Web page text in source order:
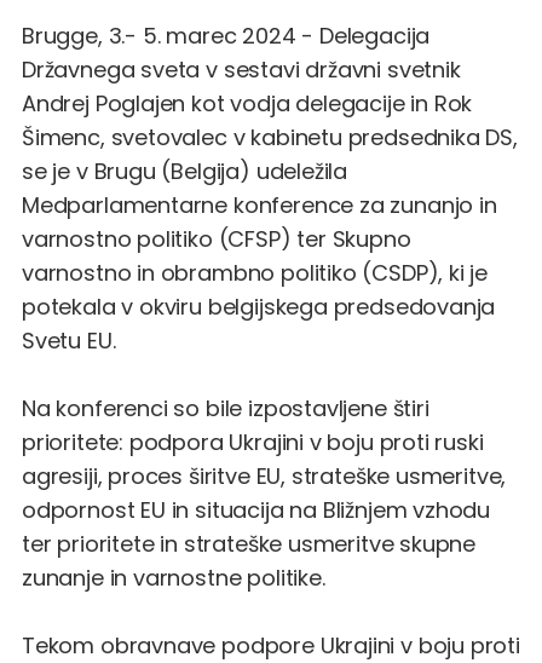
Brugge, 3.- 5. marec 2024 - Delegacija
Državnega sveta v sestavi državni svetnik
Andrej Poglajen kot vodja delegacije in Rok
Šimenc, svetovalec v kabinetu predsednika DS,
se je v Brugu (Belgija) udeležila
Medparlamentarne konference za zunanjo in
varnostno politiko (CFSP) ter Skupno
varnostno in obrambno politiko (CSDP), ki je
potekala v okviru belgijskega predsedovanja
Svetu EU.
Na konferenci so bile izpostavljene štiri
prioritete: podpora Ukrajini v boju proti ruski
agresiji, proces širitve EU, strateške usmeritve,
odpornost EU in situacija na Bližnjem vzhodu
ter prioritete in strateške usmeritve skupne
zunanje in varnostne politike.
Tekom obravnave podpore Ukrajini v boju proti